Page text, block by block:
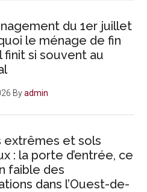
du 1er juillet
le ménage de fin
finit si souvent au
Byadmin
extrêmes et sols
: la porte d’entrée, ce
faible des
dans l’Ouest-de-